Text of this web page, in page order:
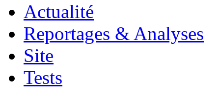
Actualité
Reportages & Analyses
Site
Tests